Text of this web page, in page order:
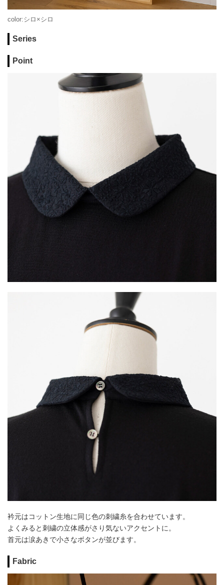
color:シロ×シロ
Series
Point
衿元はコットン生地に同じ色の刺繍糸を合わせています。
よくみると刺繍の立体感がさり気ないアクセントに。
首元は涙あきで小さなボタンが並びます。
Fabric